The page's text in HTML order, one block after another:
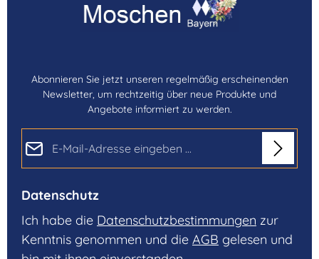
Abonnieren Sie jetzt unseren regelmäßig erscheinenden
Newsletter, um rechtzeitig über neue Produkte und
Angebote informiert zu werden.
Datenschutz
Ich habe die Datenschutzbestimmungen zur
Kenntnis genommen und die AGB gelesen und